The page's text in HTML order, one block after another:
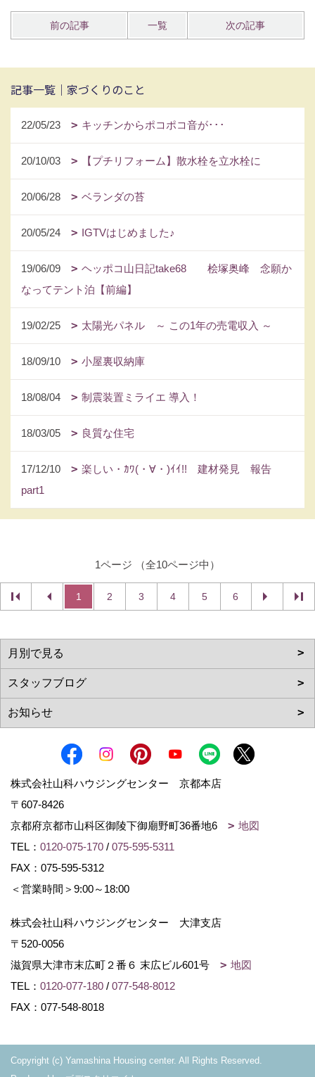
前の記事 一覧 次の記事
記事一覧｜家づくりのこと
22/05/23 キッチンからポコポコ音が･･･
20/10/03 【プチリフォーム】散水栓を立水栓に
20/06/28 ベランダの苔
20/05/24 IGTVはじめました♪
19/06/09
ヘッポコ山日記take68 桧塚奥峰 念願か
なってテント泊【前編】
19/02/25 太陽光パネル ～ この1年の売電収入 ～
18/09/10 小屋裏収納庫
18/08/04 制震装置ミライエ 導入！
18/03/05 良質な住宅
17/12/10
楽しい・ｶﾜ(・∀・)ｲｲ!! 建材発見 報告
part1
1ページ （全10ページ中）
1 2 3 4 5 6
株式会社山科ハウジングセンター 京都本店
〒607-8426
京都府京都市山科区御陵下御廟野町36番地6
地図
TEL： 0120-075-170 / 075-595-5311
FAX：075-595-5312
＜営業時間＞9:00～18:00
株式会社山科ハウジングセンター 大津支店
〒520-0056
滋賀県大津市末広町２番６ 末広ビル601号
地図
TEL： 0120-077-180 / 077-548-8012
FAX：077-548-8018
Copyright (c) Yamashina Housing center. All Rights Reserved.